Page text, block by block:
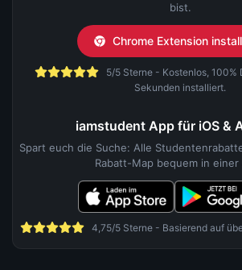
bist.
Chrome Extension
5/5 Sterne - Kostenlos, 100%
Sekunden installiert.
iamstudent App für iOS &
Spart euch die Suche: Alle
Rabatt-Map bequem in einer
4,75/5 Sterne - Basierend auf